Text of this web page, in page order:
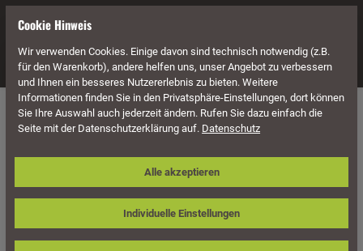
Navigation
Pflanzzeit Blumenetageren
Produkte filtern
Cookie Hinweis
Wir verwenden Cookies. Einige davon sind technisch notwendig (z.B.
für den Warenkorb), andere helfen uns, unser Angebot zu verbessern
und Ihnen ein besseres Nutzererlebnis zu bieten. Weitere
Informationen finden Sie in den Privatsphäre-Einstellungen, dort können
Sie Ihre Auswahl auch jederzeit ändern. Rufen Sie dazu einfach die
Seite mit der Datenschutzerklärung auf. Datenschutz
Individuelle Einstellungen
Alle akzeptieren